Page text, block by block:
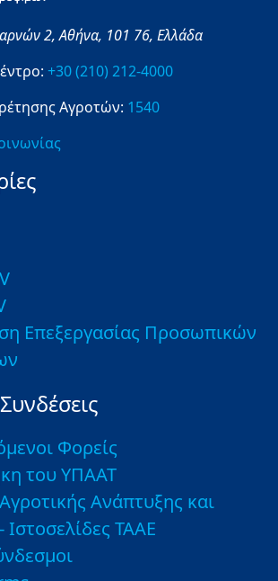
2,Αθήνα, 101 76, Ελλάδα
+30 (210) 212-4000
Αγροτών: 1540
Επεξεργασίας Προσωπικών
Φορείς
του ΥΠΑΑΤ
Ανάπτυξης και
Ιστοσελίδες ΤΑΑΕ